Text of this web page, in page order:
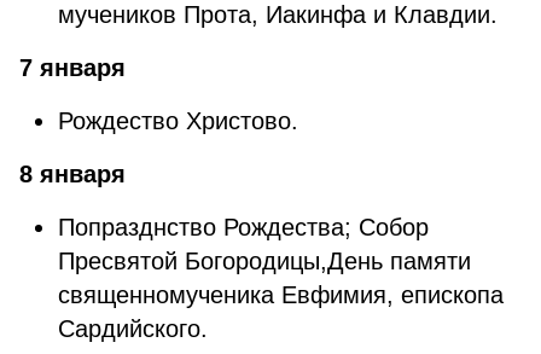
мучеников Прота, Иакинфа и Клавдии.
7 января
Рождество Христово.
8 января
Попразднство Рождества; Собор
Пресвятой Богородицы,День памяти
священномученика Евфимия, епископа
Сардийского.